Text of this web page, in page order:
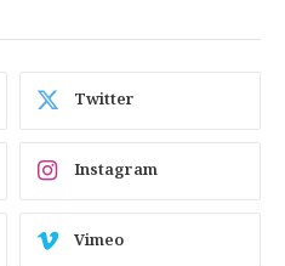
Twitter
Instagram
Vimeo